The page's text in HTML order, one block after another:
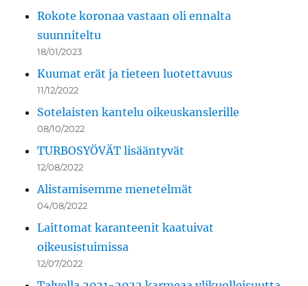
Rokote koronaa vastaan oli ennalta
suunniteltu
18/01/2023
Kuumat erät ja tieteen luotettavuus
11/12/2022
Sotelaisten kantelu oikeuskanslerille
08/10/2022
TURBOSYÖVÄT lisääntyvät
12/08/2022
Alistamisemme menetelmät
04/08/2022
Laittomat karanteenit kaatuivat
oikeusistuimissa
12/07/2022